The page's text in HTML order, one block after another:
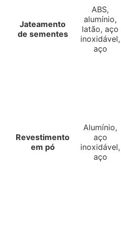
Jateamento
de sementes
ABS,
alumínio,
latão, aço
inoxidável,
aço
Revestimento
em pó
Alumínio,
aço
inoxidável,
aço